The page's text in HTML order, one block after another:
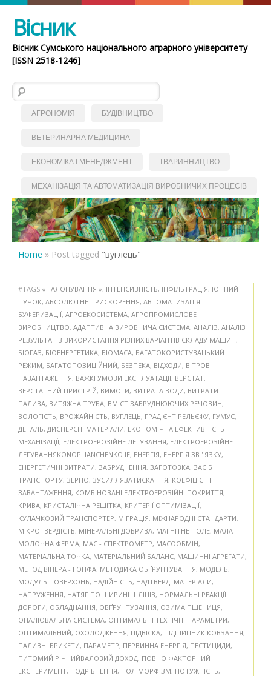
Вісник
Вісник Сумського національного аграрного університету
[ISSN 2518-1246]
Пошук:
АГРОНОМІЯ БУДІВНИЦТВО
ВЕТЕРИНАРНА МЕДИЦИНА
ЕКОНОМІКА І МЕНЕДЖМЕНТ ТВАРИННИЦТВО
МЕХАНІЗАЦІЯ ТА АВТОМАТИЗАЦІЯ ВИРОБНИЧИХ ПРОЦЕСІВ
Home » Post tagged "вуглець"
#TAGS « ГАЛОПУВАННЯ », ІНТЕНСИВНІСТЬ, ІНФІЛЬТРАЦІЯ, ІОННИЙ
ПУЧОК, АБСОЛЮТНЕ ПРИСКОРЕННЯ, АВТОМАТИЗАЦІЯ
БУФЕРИЗАЦІЇ, АГРОЕКОСИСТЕМА, АГРОПРОМИСЛОВЕ
ВИРОБНИЦТВО, АДАПТИВНА ВИРОБНИЧА СИСТЕМА, АНАЛІЗ, АНАЛІЗ
РЕЗУЛЬТАТІВ ВИКОРИСТАННЯ РІЗНИХ ВАРІАНТІВ СКЛАДУ МАШИН,
БІОГАЗ, БІОЕНЕРГЕТИКА, БІОМАСА, БАГАТОКОРИСТУВАЦЬКИЙ
РЕЖИМ, БАГАТОПОЗИЦІЙНИЙ, БЕЗПЕКА, ВІДХОДИ, ВІТРОВІ
НАВАНТАЖЕННЯ, ВАЖКІ УМОВИ ЕКСПЛУАТАЦІЇ, ВЕРСТАТ,
ВЕРСТАТНИЙ ПРИСТРІЙ, ВИМОГИ, ВИТРАТА ВОДИ, ВИТРАТИ
ПАЛИВА, ВИТЯЖНА ТРУБА, ВМІСТ ЗАБРУДНЮЮЧИХ РЕЧОВИН,
ВОЛОГІСТЬ, ВРОЖАЙНІСТЬ, ВУГЛЕЦЬ, ГРАДІЄНТ РЕЛЬЄФУ, ГУМУС,
ДЕТАЛЬ, ДИСПЕРСНІ МАТЕРІАЛИ, ЕКОНОМІЧНА ЕФЕКТИВНІСТЬ
МЕХАНІЗАЦІЇ, ЕЛЕКТРОЕРОЗІЙНЕ ЛЕГУВАННЯ, ЕЛЕКТРОЕРОЗІЙНЕ
ЛЕГУВАННЯKONOPLIANCHENKO IE, ЕНЕРГІЯ, ЕНЕРГІЯ ЗВ ' ЯЗКУ,
ЕНЕРГЕТИЧНІ ВИТРАТИ, ЗАБРУДНЕННЯ, ЗАГОТОВКА, ЗАСІБ
ТРАНСПОРТУ, ЗЕРНО, ЗУСИЛЛЯЗАТИСКАННЯ, КОЕФІЦІЄНТ
ЗАВАНТАЖЕННЯ, КОМБІНОВАНІ ЕЛЕКТРОЕРОЗІЙНІ ПОКРИТТЯ,
КРИВА, КРИСТАЛІЧНА РЕШІТКА, КРИТЕРІЇ ОПТИМІЗАЦІЇ,
КУЛАЧКОВИЙ ТРАНСПОРТЕР, МІГРАЦІЯ, МІЖНАРОДНІ СТАНДАРТИ,
МІКРОТВЕРДІСТЬ, МІНЕРАЛЬНІ ДОБРИВА, МАГНІТНЕ ПОЛЕ, МАЛА
МОЛОЧНА ФЕРМА, МАС - СПЕКТРОМЕТР, МАСООБМІН,
МАТЕРІАЛЬНА ТОЧКА, МАТЕРІАЛЬНИЙ БАЛАНС, МАШИННІ АГРЕГАТИ,
МЕТОД ВІНЕРА - ГОПФА, МЕТОДИКА ОБҐРУНТУВАННЯ, МОДЕЛЬ,
МОДУЛЬ ПОВЕРХОНЬ, НАДІЙНІСТЬ, НАДТВЕРДІ МАТЕРІАЛИ,
НАПРУЖЕННЯ, НАТЯГ ПО ШИРИНІ ШЛІЦІВ, НОРМАЛЬНІ РЕАКЦІЇ
ДОРОГИ, ОБЛАДНАННЯ, ОБҐРУНТУВАННЯ, ОЗИМА ПШЕНИЦЯ,
ОПАЛЮВАЛЬНА СИСТЕМА, ОПТИМАЛЬНІ ТЕХНІЧНІ ПАРАМЕТРИ,
ОПТИМАЛЬНИЙ, ОХОЛОДЖЕННЯ, ПІДВІСКА, ПІДШИПНИК КОВЗАННЯ,
ПАЛИВНІ БРИКЕТИ, ПАРАМЕТР, ПЕРВИННА ЕНЕРГІЯ, ПЕСТИЦИДИ,
ПИТОМИЙ РІЧНИЙВАЛОВИЙ ДОХОД, ПОВНО ФАКТОРНИЙ
ЕКСПЕРИМЕНТ, ПОДРІБНЕННЯ, ПОЛІМОРФІЗМ, ПОТУЖНІСТЬ,